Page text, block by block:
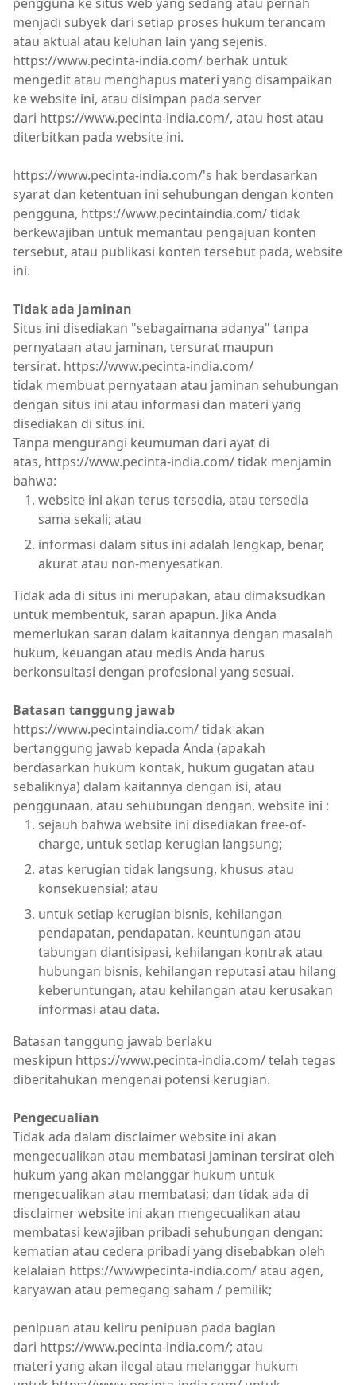
menjadi subyek dari setiap proses hukum terancam
atau aktual atau keluhan lain yang sejenis.
https://www.pecinta-india.com/ berhak untuk
mengedit atau menghapus materi yang disampaikan
ke website ini, atau disimpan pada server
dari https://www.pecinta-india.com/, atau host atau
diterbitkan pada website ini.
https://www.pecinta-india.com/'s hak berdasarkan
syarat dan ketentuan ini sehubungan dengan konten
pengguna, https://www.pecintaindia.com/ tidak
berkewajiban untuk memantau pengajuan konten
tersebut, atau publikasi konten tersebut pada, website
ini.
Tidak ada jaminan
Situs ini disediakan "sebagaimana adanya" tanpa
pernyataan atau jaminan, tersurat maupun
tersirat. https://www.pecinta-india.com/
tidak membuat pernyataan atau jaminan sehubungan
dengan situs ini atau informasi dan materi yang
disediakan di situs ini.
Tanpa mengurangi keumuman dari ayat di
atas, https://www.pecinta-india.com/ tidak menjamin
bahwa:
website ini akan terus tersedia, atau tersedia
sama sekali; atau
informasi dalam situs ini adalah lengkap, benar,
akurat atau non-menyesatkan.
Tidak ada di situs ini merupakan, atau dimaksudkan
untuk membentuk, saran apapun. Jika Anda
memerlukan saran dalam kaitannya dengan masalah
hukum, keuangan atau medis Anda harus
berkonsultasi dengan profesional yang sesuai.
Batasan tanggung jawab
https://www.pecintaindia.com/ tidak akan
bertanggung jawab kepada Anda (apakah
berdasarkan hukum kontak, hukum gugatan atau
sebaliknya) dalam kaitannya dengan isi, atau
penggunaan, atau sehubungan dengan, website ini :
sejauh bahwa website ini disediakan free-of-
charge, untuk setiap kerugian langsung;
atas kerugian tidak langsung, khusus atau
konsekuensial; atau
untuk setiap kerugian bisnis, kehilangan
pendapatan, pendapatan, keuntungan atau
tabungan diantisipasi, kehilangan kontrak atau
hubungan bisnis, kehilangan reputasi atau hilang
keberuntungan, atau kehilangan atau kerusakan
informasi atau data.
Batasan tanggung jawab berlaku
meskipun https://www.pecinta-india.com/ telah tegas
diberitahukan mengenai potensi kerugian.
Pengecualian
Tidak ada dalam disclaimer website ini akan
mengecualikan atau membatasi jaminan tersirat oleh
hukum yang akan melanggar hukum untuk
mengecualikan atau membatasi; dan tidak ada di
disclaimer website ini akan mengecualikan atau
membatasi kewajiban pribadi sehubungan dengan:
kematian atau cedera pribadi yang disebabkan oleh
kelalaian https://wwwpecinta-india.com/ atau agen,
karyawan atau pemegang saham / pemilik;
penipuan atau keliru penipuan pada bagian
dari https://www.pecinta-india.com/; atau
materi yang akan ilegal atau melanggar hukum